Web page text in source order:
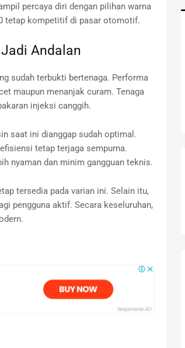
percaya diri dengan pilihan warna
tetap kompetitif di pasar otomotif.
Andalan
sudah terbukti bertenaga. Performa
maupun menanjak curam. Tenaga
injeksi canggih.
saat ini dianggap sudah optimal.
tetap terjaga sempurna.
nyaman dan minim gangguan teknis.
tersedia pada varian ini. Selain itu,
pengguna aktif. Secara keseluruhan,